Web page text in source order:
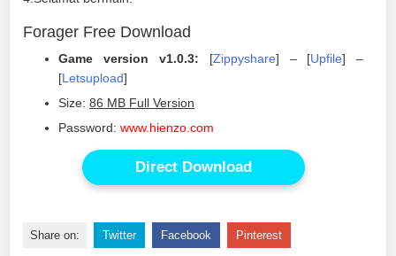
Forager Free Download
Game version v1.0.3: [Zippyshare] – [Upfile] –
[Letsupload]
Size:86 MB Full Version
Password:www.hienzo.com
Direct Download
Share on: Twitter Facebook Pinterest